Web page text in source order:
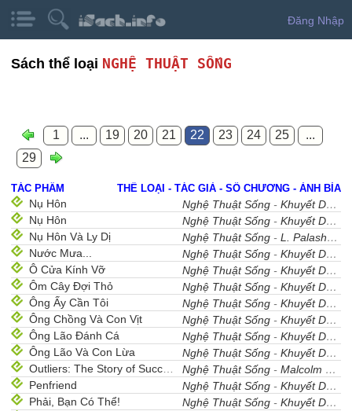
Đăng Nhập
Sách thể loại NGHỆ THUẬT SỐNG
1 ... 19 20 21 22 23 24 25
...
29
TÁC PHẨM THỂ LOẠI - TÁC GIẢ - SỐ CHƯƠNG - ẢNH BÌA
Nụ Hôn Nghệ Thuật Sống -Khuyết Danh
Nụ Hôn
Nghệ Thuật Sống -Khuyết Danh
Nụ Hôn Và Ly Dị
Nghệ Thuật Sống -L. Palashti
- 1
Nước Mưa...
Nghệ Thuật Sống -Khuyết Danh
Ô Cửa Kính Vỡ
Nghệ Thuật Sống -Khuyết Danh
Ôm Cây Đợi Thỏ
Nghệ Thuật Sống -Khuyết Danh
Ông Ấy Cần Tôi
Nghệ Thuật Sống -Khuyết Danh
Ông Chồng Và Con Vịt
Nghệ Thuật Sống -Khuyết Danh
Ông Lão Đánh Cá
Nghệ Thuật Sống -Khuyết Danh
Ông Lão Và Con Lừa
Nghệ Thuật Sống -Khuyết Danh
Outliers: The Story of Success
Nghệ Thuật Sống -Malcolm Gladwell
Penfriend
Nghệ Thuật Sống -Khuyết Danh
Phải, Bạn Có Thể!
Nghệ Thuật Sống -Khuyết Danh